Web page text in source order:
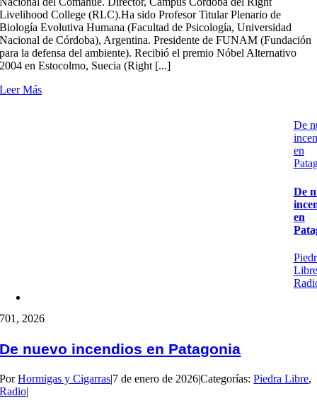
Livelihood College (RLC).Ha sido Profesor Titular Plenario de
Biología Evolutiva Humana (Facultad de Psicología, Universidad
Nacional de Córdoba), Argentina. Presidente de FUNAM (Fundación
para la defensa del ambiente). Recibió el premio Nóbel Alternativo
2004 en Estocolmo, Suecia (Right [...]
Leer Más
De
en
De
en
Libre
701, 2026
De nuevo incendios en Patagonia
PorHormigas y Cigarras|7 de enero de 2026|Categorías:Piedra Libre,
Radio|